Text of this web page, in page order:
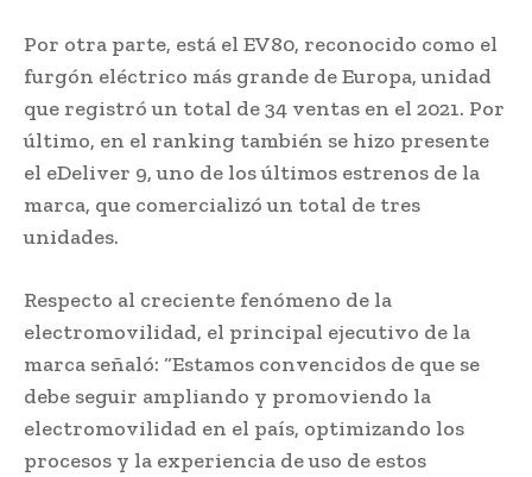
Por otra parte, está el EV80, reconocido como el
furgón eléctrico más grande de Europa, unidad
que registró un total de 34 ventas en el 2021. Por
último, en el ranking también se hizo presente
el eDeliver 9, uno de los últimos estrenos de la
marca, que comercializó un total de tres
unidades.
Respecto al creciente fenómeno de la
electromovilidad, el principal ejecutivo de la
marca señaló: “Estamos convencidos de que se
debe seguir ampliando y promoviendo la
electromovilidad en el país, optimizando los
procesos y la experiencia de uso de estos